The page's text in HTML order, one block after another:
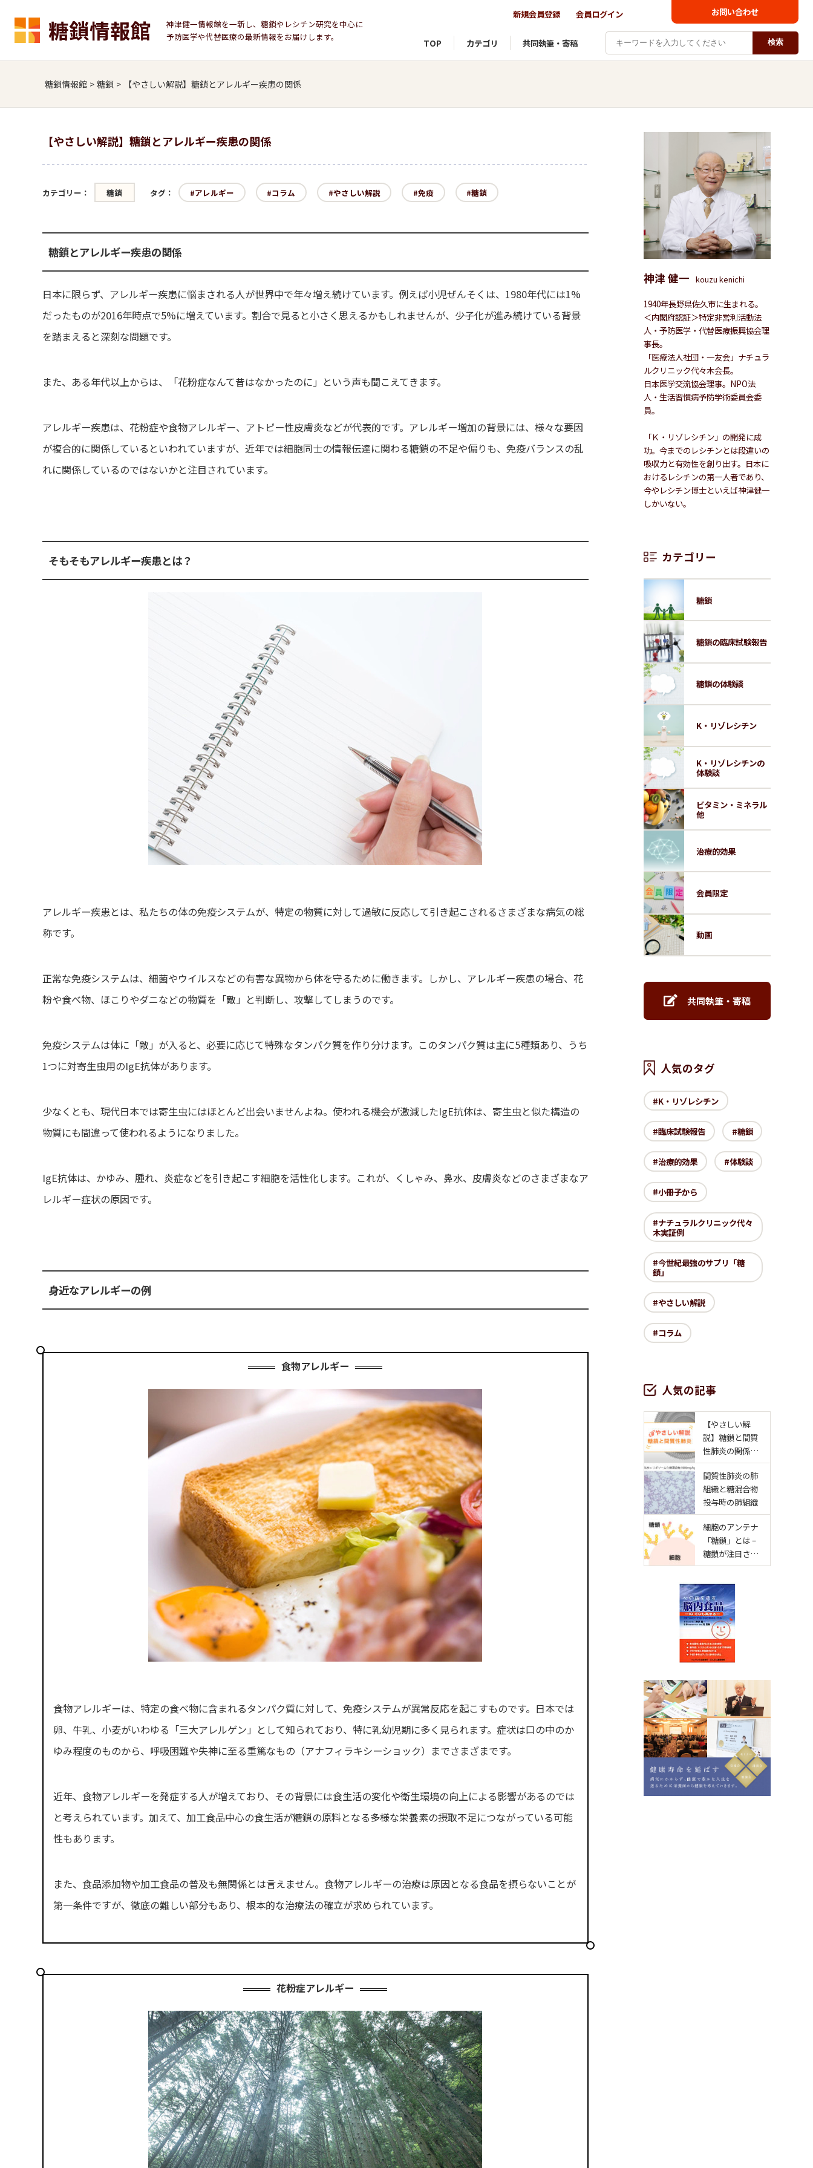
糖鎖情報館
神津健一情報館を一新し、糖鎖やレシチン研究を中心に
予防医学や代替医療の最新情報をお届けします。
TOP カテゴリ 共同執筆・寄稿
新規会員登録 会員ログイン お問い合わせ
糖鎖情報館 > 糖鎖 > 【やさしい解説】糖鎖とアレルギー疾患の関係
【やさしい解説】糖鎖とアレルギー疾患の関係
カテゴリー： 糖鎖 タグ： アレルギー コラム やさしい解説 免疫 糖鎖
糖鎖とアレルギー疾患の関係
日本に限らず、アレルギー疾患に悩まされる人が世界中で年々増え続けています。例えば小児ぜんそくは、1980年代には1%
だったものが2016年時点で5%に増えています。割合で見ると小さく思えるかもしれませんが、少子化が進み続けている背景
を踏まえると深刻な問題です。
また、ある年代以上からは、「花粉症なんて昔はなかったのに」という声も聞こえてきます。
アレルギー疾患は、花粉症や食物アレルギー、アトピー性皮膚炎などが代表的です。アレルギー増加の背景には、様々な要因
が複合的に関係しているといわれていますが、近年では細胞同士の情報伝達に関わる糖鎖の不足や偏りも、免疫バランスの乱
れに関係しているのではないかと注目されています。
そもそもアレルギー疾患とは？
アレルギー疾患とは、私たちの体の免疫システムが、特定の物質に対して過敏に反応して引き起こされるさまざまな病気の総
称です。
正常な免疫システムは、細菌やウイルスなどの有害な異物から体を守るために働きます。しかし、アレルギー疾患の場合、花
粉や食べ物、ほこりやダニなどの物質を「敵」と判断し、攻撃してしまうのです。
免疫システムは体に「敵」が入ると、必要に応じて特殊なタンパク質を作り分けます。このタンパク質は主に5種類あり、うち
1つに対寄生虫用のIgE抗体があります。
少なくとも、現代日本では寄生虫にはほとんど出会いませんよね。使われる機会が激減したIgE抗体は、寄生虫と似た構造の
物質にも間違って使われるようになりました。
IgE抗体は、かゆみ、腫れ、炎症などを引き起こす細胞を活性化します。これが、くしゃみ、鼻水、皮膚炎などのさまざまなア
レルギー症状の原因です。
身近なアレルギーの例
食物アレルギー
食物アレルギーは、特定の食べ物に含まれるタンパク質に対して、免疫システムが異常反応を起こすものです。日本では
卵、牛乳、小麦がいわゆる「三大アレルゲン」として知られており、特に乳幼児期に多く見られます。症状は口の中のか
ゆみ程度のものから、呼吸困難や失神に至る重篤なもの（アナフィラキシーショック）までさまざまです。
近年、食物アレルギーを発症する人が増えており、その背景には食生活の変化や衛生環境の向上による影響があるのでは
と考えられています。加えて、加工食品中心の食生活が糖鎖の原料となる多様な栄養素の摂取不足につながっている可能
性もあります。
また、食品添加物や加工食品の普及も無関係とは言えません。食物アレルギーの治療は原因となる食品を摂らないことが
第一条件ですが、徹底の難しい部分もあり、根本的な治療法の確立が求められています。
花粉症アレルギー
神津 健一 kouzu kenichi
1940年長野県佐久市に生まれる。
＜内閣府認証＞特定非営利活動法
人・予防医学・代替医療振興協会理
事長。
「医療法人社団・一友会」ナチュラ
ルクリニック代々木会長。
日本医学交流協会理事。NPO法
人・生活習慣病予防学術委員会委
員。
「Ｋ・リゾレシチン」の開発に成
功。今までのレシチンとは段違いの
吸収力と有効性を創り出す。日本に
おけるレシチンの第一人者であり、
今やレシチン博士といえば神津健一
しかいない。
カテゴリー
糖鎖
糖鎖の臨床試験報告
糖鎖の体験談
K・リゾレシチン
K・リゾレシチンの
体験談
ビタミン・ミネラル
他
治療的効果
会員限定
動画
共同執筆・寄稿
人気のタグ
K・リゾレシチン
臨床試験報告 糖鎖
治療的効果 体験談
小冊子から
ナチュラルクリニック代々
木実証例
今世紀最強のサプリ「糖
鎖」
やさしい解説
コラム
人気の記事
【やさしい解
説】糖鎖と間質
性肺炎の関係と
は？
間質性肺炎の肺
組織と糖混合物
投与時の肺組織
細胞のアンテナ
「糖鎖」とは –
糖鎖が注目され
る理由 –